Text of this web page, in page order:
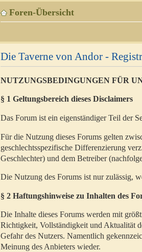
Foren-Übersicht
Die Taverne von Andor -
NUTZUNGSBEDINGUNGEN FÜR
§ 1 Geltungsbereich dieses Disclaimers
Das Forum ist ein eigenständiger Teil der
Für die Nutzung dieses Forums gelten
geschlechtsspezifische Differenzierung
Geschlechter) und dem Betreiber
Die Nutzung des Forums ist nur zulässig,
§ 2 Haftungshinweise zu Inhalten des
Die Inhalte dieses Forums werden mit
Richtigkeit, Vollständigkeit und Aktualität
Gefahr des Nutzers. Namentlich
Meinung des Anbieters wieder.